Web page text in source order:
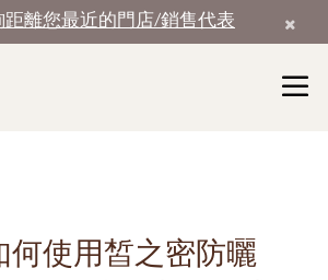
距離您最近的門店/銷售代表
何使用皙之密防曬